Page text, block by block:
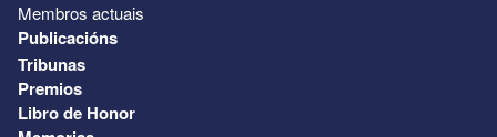
Membros actuais
Publicacións
Tribunas
Premios
Libro de Honor